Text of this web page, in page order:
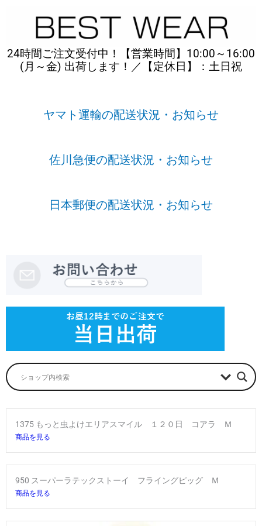
24時間ご注文受付中！【営業時間】10:00～16:00
(月～金) 出荷します！／【定休日】：土日祝
ヤマト運輸の配送状況・お知らせ
佐川急便の配送状況・お知らせ
日本郵便の配送状況・お知らせ
1375 もっと虫よけエリアスマイル １２０日 コアラ Ｍ
商品を見る
950 スーパーラテックストーイ フライングピッグ Ｍ
商品を見る